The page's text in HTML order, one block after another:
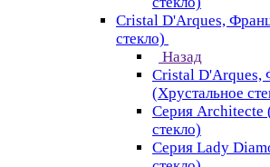
Cristal D'Arques,
стекло)
Назад
Cristal D'Arques,
(Хрустальное
Серия Architecte
стекло)
Серия Lady